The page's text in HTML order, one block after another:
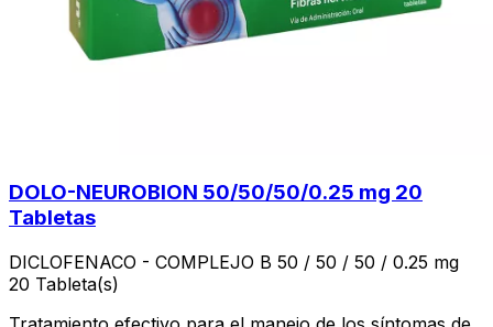
DOLO-NEUROBION 50/50/50/0.25 mg 20
Tabletas
DICLOFENACO - COMPLEJO B 50 / 50 / 50 / 0.25 mg
20 Tableta(s)